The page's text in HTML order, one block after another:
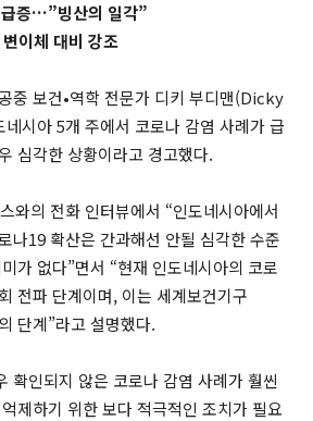
증…”빙산의 일각”
이체 대비 강조
중 보건•역학 전문가 디키 부디맨(Dicky
시아 5개 주에서 코로나 감염 사례가 급
심각한 상황이라고 경고했다.
와의 전화 인터뷰에서 “인도네시아에서
나19 확산은 간과해선 안될 심각한 수준
가 없다”면서 “현재 인도네시아의 코로
전파 단계이며, 이는 세계보건기구
단계”라고 설명했다.
확인되지 않은 코로나 감염 사례가 훨씬
제하기 위한 보다 적극적인 조치가 필요